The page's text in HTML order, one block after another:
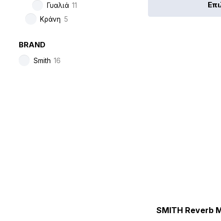
Γυαλιά 11
Κράνη 5
BRAND
Smith 16
SMITH Reverb